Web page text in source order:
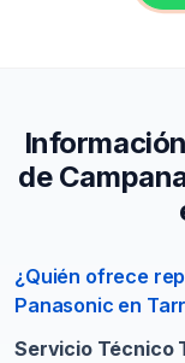
de
¿Quién ofrece
Panasonic en
Servicio Técnico